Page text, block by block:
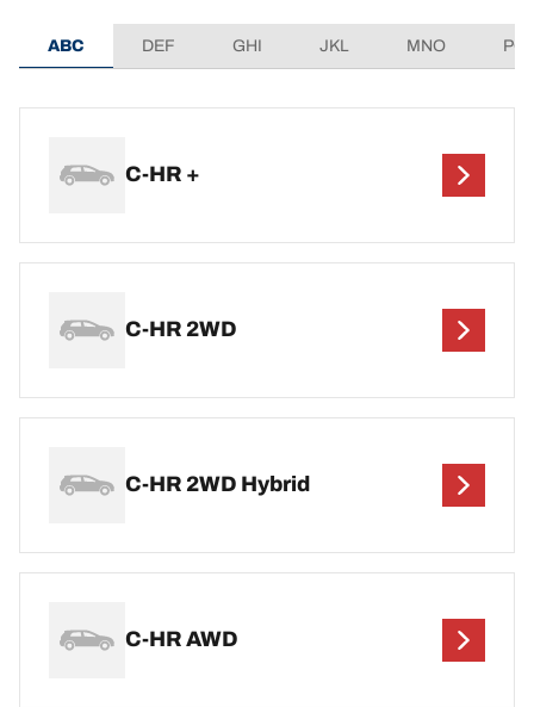
ABC DEF GHI JKL MNO
C-HR +
C-HR 2WD
C-HR 2WD Hybrid
C-HR AWD